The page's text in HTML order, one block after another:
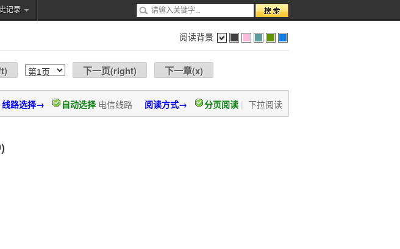
记录
阅读背景
色 灰 红 蓝 绿 蓝
) 下一页(right) 下一章(x)
阅读方式→ 分页阅读 | 下拉阅读
线路选择→ 自动选择 电信线路